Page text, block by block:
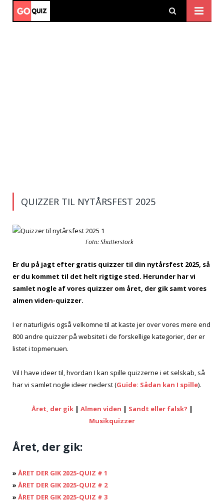
QUIZZER TIL NYTÅRSFEST 2025
Foto: Shutterstock
Er du på jagt efter gratis quizzer til din nytårsfest 2025, så
er du kommet til det helt rigtige sted. Herunder har vi
samlet nogle af vores quizzer om året, der gik samt vores
almen viden-quizzer.
I er naturligvis også velkomne til at kaste jer over vores mere end
800 andre quizzer på websitet i de forskellige kategorier, der er
listet i topmenuen.
Vil I have ideer til, hvordan I kan spille quizzerne i et selskab, så
har vi samlet nogle ideer nederst (Guide: Sådan kan I spille).
Året, der gik| Almen viden | Sandt eller falsk? |
Musikquizzer
Året, der gik:
» ÅRET DER GIK 2025-QUIZ # 1
» ÅRET DER GIK 2025-QUIZ # 2
» ÅRET DER GIK 2025-QUIZ # 3